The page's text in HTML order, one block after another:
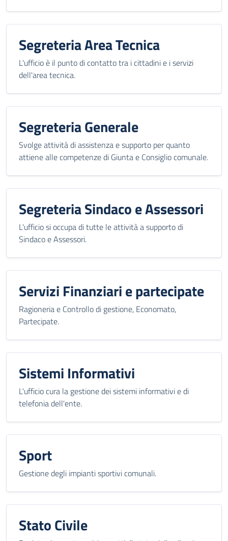
Segreteria Area Tecnica
L'ufficio è il punto di contatto tra i cittadini e i servizi
dell'area tecnica.
Segreteria Generale
Svolge attività di assistenza e supporto per quanto
attiene alle competenze di Giunta e Consiglio comunale.
Segreteria Sindaco e Assessori
L'ufficio si occupa di tutte le attività a supporto di
Sindaco e Assessori.
Servizi Finanziari e partecipate
Ragioneria e Controllo di gestione, Economato,
Partecipate.
Sistemi Informativi
L'ufficio cura la gestione dei sistemi informativi e di
telefonia dell'ente.
Sport
Gestione degli impianti sportivi comunali.
Stato Civile